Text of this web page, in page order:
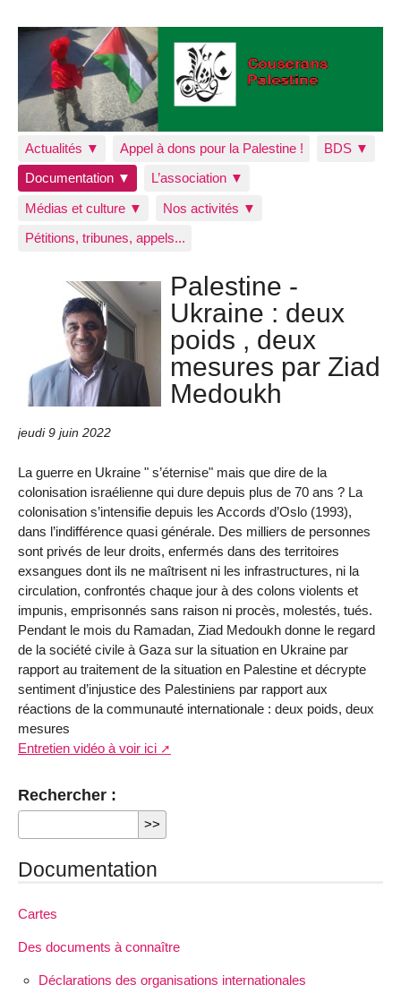
Actualités ▼ Appel à dons pour la Palestine !
BDS ▼
Documentation ▼
L’association ▼
Médias et culture ▼
Nos activités ▼
Pétitions, tribunes, appels...
Palestine -
Ukraine : deux
poids , deux
mesures par Ziad
Medoukh
jeudi 9 juin 2022
La guerre en Ukraine " s’éternise" mais que dire de la
colonisation israélienne qui dure depuis plus de 70 ans ? La
colonisation s’intensifie depuis les Accords d’Oslo (1993),
dans l’indifférence quasi générale. Des milliers de personnes
sont privés de leur droits, enfermés dans des territoires
exsangues dont ils ne maîtrisent ni les infrastructures, ni la
circulation, confrontés chaque jour à des colons violents et
impunis, emprisonnés sans raison ni procès, molestés, tués.
Pendant le mois du Ramadan, Ziad Medoukh donne le regard
de la société civile à Gaza sur la situation en Ukraine par
rapport au traitement de la situation en Palestine et décrypte
sentiment d’injustice des Palestiniens par rapport aux
réactions de la communauté internationale : deux poids, deux
mesures
Entretien vidéo à voir ici
Rechercher :
Documentation
Cartes
Des documents à connaître
Déclarations des organisations internationales